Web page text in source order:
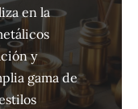
en la
y
gama de